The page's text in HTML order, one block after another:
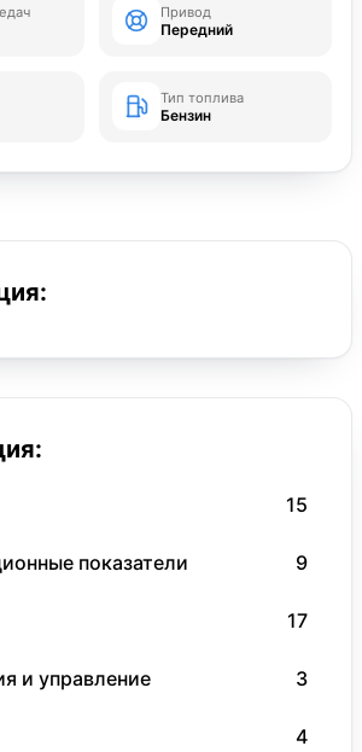
Привод
Передний
Тип топлива
Бензин
15
показатели 9
17
и управление 3
4